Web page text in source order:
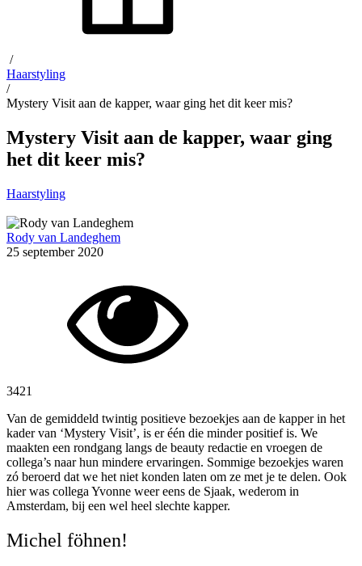
/
Haarstyling
/
Mystery Visit aan de kapper, waar ging het dit keer mis?
Mystery Visit aan de kapper, waar ging
het dit keer mis?
Haarstyling
Rody van Landeghem
25 september 2020
3421
Van de gemiddeld twintig positieve bezoekjes aan de kapper in het
kader van ‘Mystery Visit’, is er één die minder positief is. We
maakten een rondgang langs de beauty redactie en vroegen de
collega’s naar hun mindere ervaringen. Sommige bezoekjes waren
zó beroerd dat we het niet konden laten om ze met je te delen. Ook
hier was collega Yvonne weer eens de Sjaak, wederom in
Amsterdam, bij een wel heel slechte kapper.
Michel föhnen!